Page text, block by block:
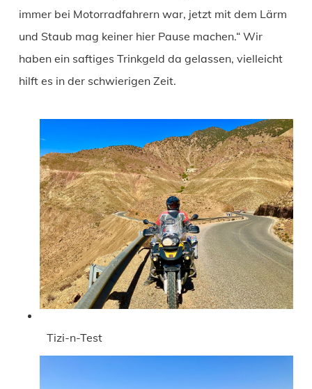
immer bei Motorradfahrern war, jetzt mit dem Lärm
und Staub mag keiner hier Pause machen.“ Wir
haben ein saftiges Trinkgeld da gelassen, vielleicht
hilft es in der schwierigen Zeit.
Tizi-n-Test